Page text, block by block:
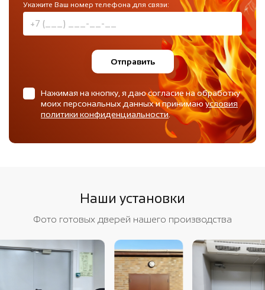
Укажите Ваш номер телефона для связи:
Отправить
Нажимая на кнопку, я даю согласие на обработку
моих персональных данных и принимаюусловия
политики конфиденциальности.
Наши установки
Фото готовых дверей нашего производства